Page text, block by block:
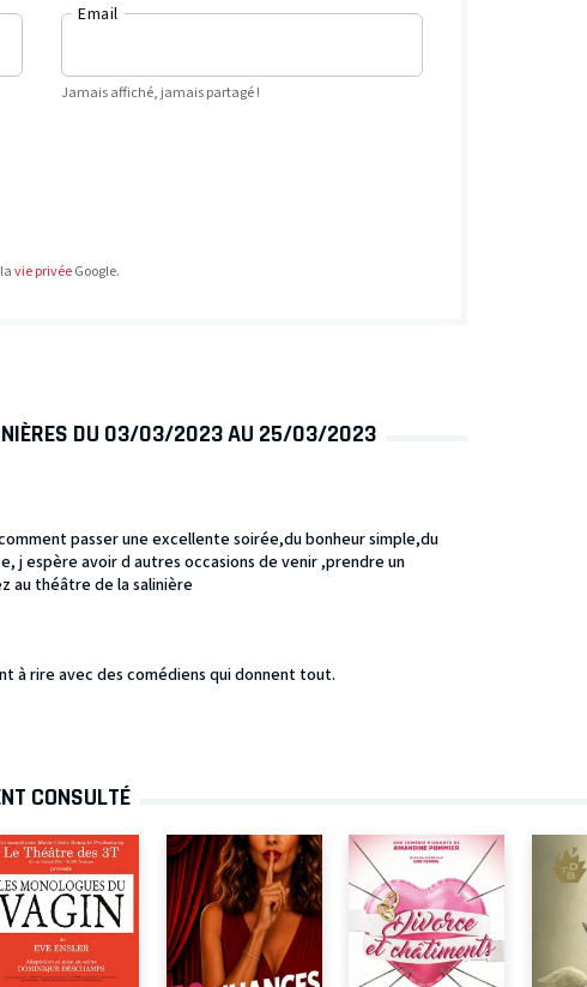
Email
Jamais affiché, jamais partagé !
vie privéeGoogle.
DU 03/03/2023 AU 25/03/2023
passer une excellente soirée,du bonheur simple,du
j espère avoir d autres occasions de venir ,prendre un
au théâtre de la salinière
à rire avec des comédiens qui donnent tout.
CONSULTÉ